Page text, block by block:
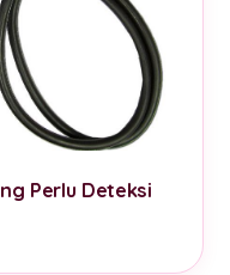
Perlu Deteksi